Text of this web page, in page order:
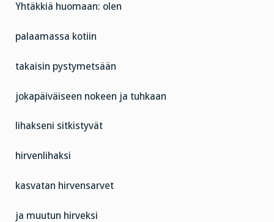
Yhtäkkiä huomaan: olen
palaamassa kotiin
takaisin pystymetsään
jokapäiväiseen nokeen ja tuhkaan
lihakseni sitkistyvät
hirvenlihaksi
kasvatan hirvensarvet
ja muutun hirveksi